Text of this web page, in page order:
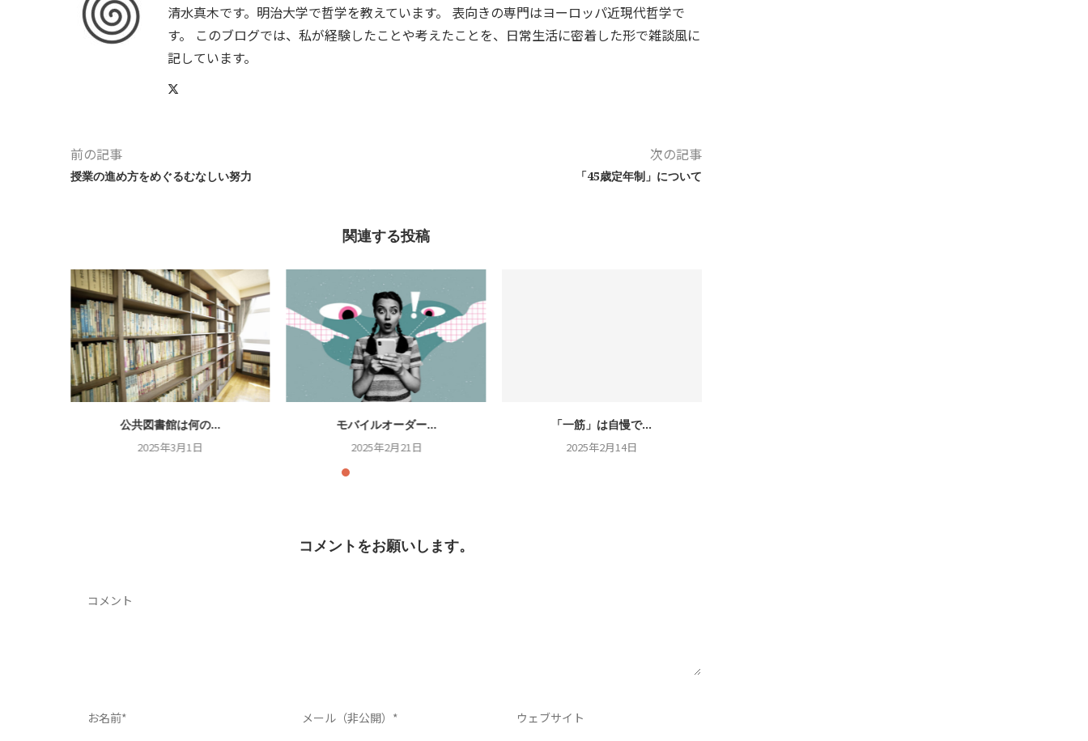
清水真木です。明治大学で哲学を教えています。 表向きの専門はヨーロッパ近現代哲学で
す。 このブログでは、私が経験したことや考えたことを、日常生活に密着した形で雑談風に
記しています。
前の記事
授業の進め方をめぐるむなしい努力
次の記事
「45歳定年制」について
関連する投稿
公共図書館は何の...
2025年3月1日
モバイルオーダー...
2025年2月21日
「一筋」は自慢で...
2025年2月14日
コメントをお願いします。